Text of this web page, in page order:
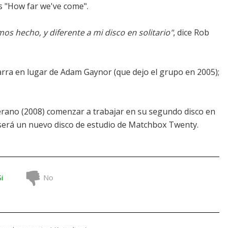
far we've come".
hecho, y diferente a mi disco en solitario", dice Rob
en lugar de Adam Gaynor (que dejo el grupo en 2005);
(2008) comenzar a trabajar en su segundo disco en
un nuevo disco de estudio de Matchbox Twenty.
No